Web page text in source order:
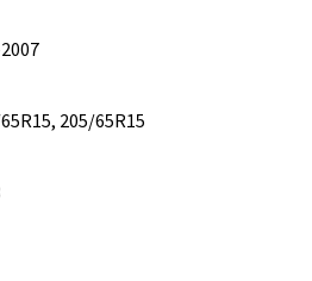
205/65R15